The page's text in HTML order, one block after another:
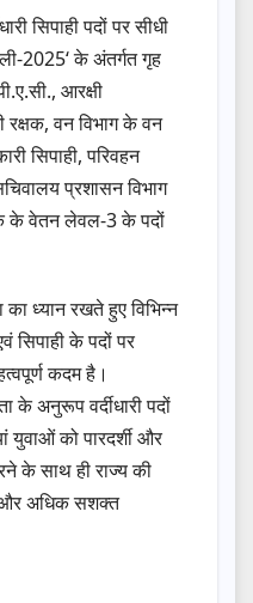
सिपाही पदों पर सीधी
2025‘ के अंतर्गत गृह
आरक्षी
वन विभाग के वन
सिपाही, परिवहन
प्रशासन विभाग
के वेतन लेवल-3 के पदों
ध्यान रखते हुए विभिन्न
सिपाही के पदों पर
कदम है।
के अनुरूप वर्दीधारी पदों
युवाओं को पारदर्शी और
के साथ ही राज्य की
और अधिक सशक्त